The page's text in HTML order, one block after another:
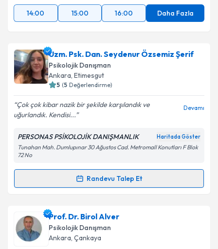
14:00
15:00 16:00 Daha Fazla
Uzm. Psk. Dan. Seydenur Özsemiz Şerif
Psikolojik Danışman
Ankara, Etimesgut
5 (5 Değerlendirme)
Çok çok kibar nazik bir şekilde karşılandık ve
uğurlandık. Kendisi...
Devamı
PERSONAS PSİKOLOJİK DANIŞMANLIK Haritada Göster
Tunahan Mah. Dumlupınar 30 Ağustos Cad. Metromall Konutları F Blok
72 No
Randevu Talep Et
Randevu Takvimi Talebi
Uzm. Psk. Dan. Seydenur Özsemiz Şerif
randevu takvimi talebi oluşturun. Size bu uzmandan
randevu almanız için bir takvim hazırlandığında e-
posta ile bilgilendireceğiz.
Prof. Dr. Birol Alver
Psikolojik Danışman
Ankara, Çankaya